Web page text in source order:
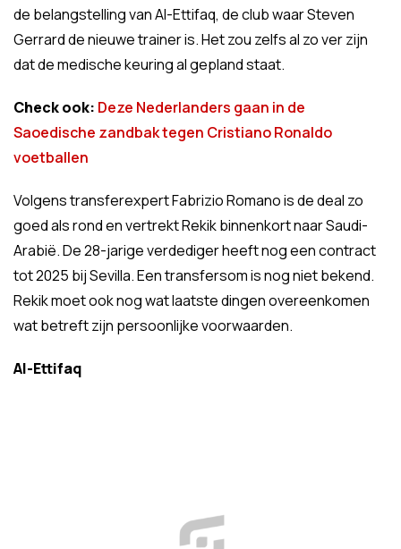
de belangstelling van Al-Ettifaq, de club waar Steven
Gerrard de nieuwe trainer is. Het zou zelfs al zo ver zijn
dat de medische keuring al gepland staat.
Check ook: Deze Nederlanders gaan in de
Saoedische zandbak tegen Cristiano Ronaldo
voetballen
Volgens transferexpert Fabrizio Romano is de deal zo
goed als rond en vertrekt Rekik binnenkort naar Saudi-
Arabië. De 28-jarige verdediger heeft nog een contract
tot 2025 bij Sevilla. Een transfersom is nog niet bekend.
Rekik moet ook nog wat laatste dingen overeenkomen
wat betreft zijn persoonlijke voorwaarden.
Al-Ettifaq